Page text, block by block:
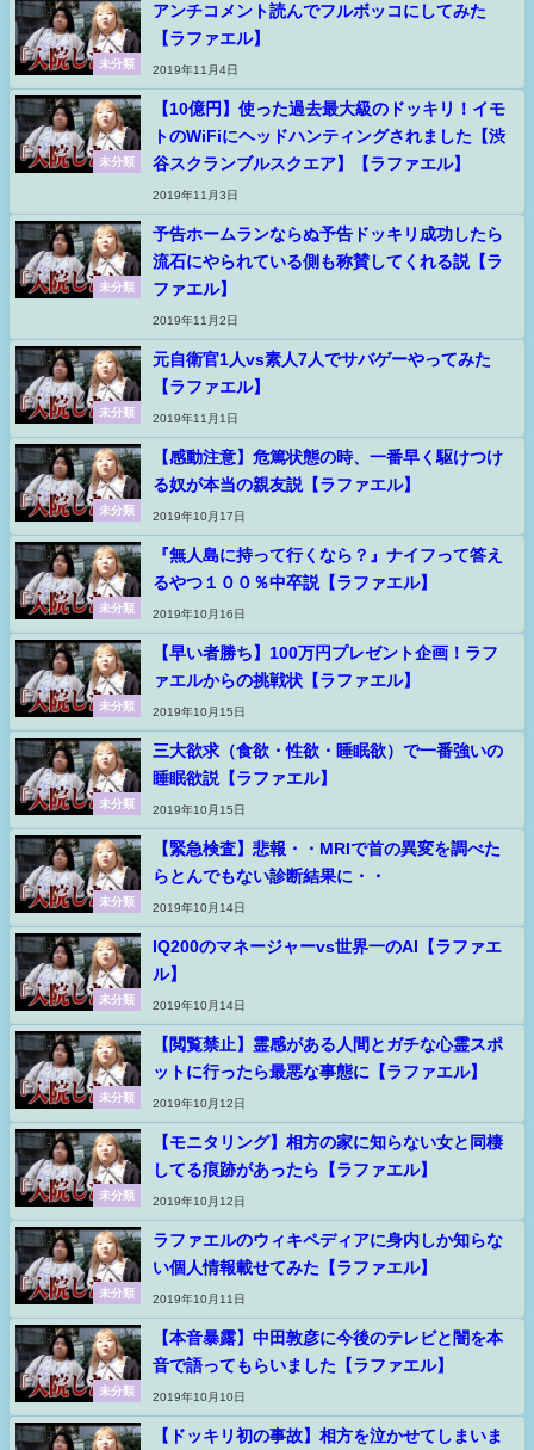
未分類
アンチコメント読んでフルボッコにしてみた
【ラファエル】
2019年11月4日
未分類
【10億円】使った過去最大級のドッキリ！イモ
トのWiFiにヘッドハンティングされました【渋
谷スクランブルスクエア】【ラファエル】
2019年11月3日
未分類
予告ホームランならぬ予告ドッキリ成功したら
流石にやられている側も称賛してくれる説【ラ
ファエル】
2019年11月2日
未分類
元自衛官1人vs素人7人でサバゲーやってみた
【ラファエル】
2019年11月1日
未分類
【感動注意】危篤状態の時、一番早く駆けつけ
る奴が本当の親友説【ラファエル】
2019年10月17日
未分類
『無人島に持って行くなら？』ナイフって答え
るやつ１００％中卒説【ラファエル】
2019年10月16日
未分類
【早い者勝ち】100万円プレゼント企画！ラフ
ァエルからの挑戦状【ラファエル】
2019年10月15日
未分類
三大欲求（食欲・性欲・睡眠欲）で一番強いの
睡眠欲説【ラファエル】
2019年10月15日
未分類
【緊急検査】悲報・・MRIで首の異変を調べた
らとんでもない診断結果に・・
2019年10月14日
未分類
IQ200のマネージャーvs世界一のAI【ラファエ
ル】
2019年10月14日
未分類
【閲覧禁止】霊感がある人間とガチな心霊スポ
ットに行ったら最悪な事態に【ラファエル】
2019年10月12日
未分類
【モニタリング】相方の家に知らない女と同棲
してる痕跡があったら【ラファエル】
2019年10月12日
未分類
ラファエルのウィキペディアに身内しか知らな
い個人情報載せてみた【ラファエル】
2019年10月11日
未分類
【本音暴露】中田敦彦に今後のテレビと闇を本
音で語ってもらいました【ラファエル】
2019年10月10日
【ドッキリ初の事故】相方を泣かせてしまいま